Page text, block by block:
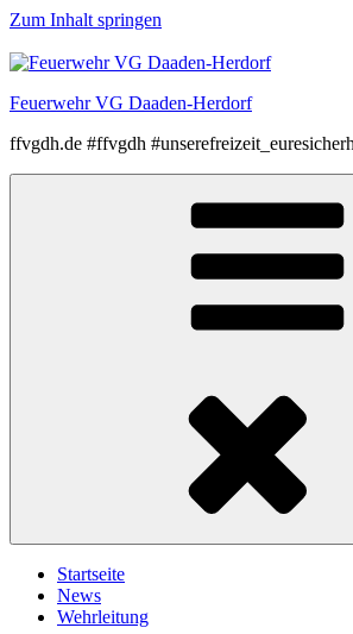
Zum Inhalt springen
Feuerwehr VG Daaden-Herdorf
ffvgdh.de #ffvgdh
Startseite
News
Wehrleitung